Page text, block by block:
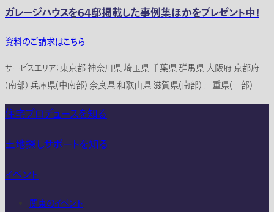
ガレージハウスを64邸掲載した事例集ほかをプレゼント中！
資料のご請求はこちら
サービスエリア：東京都 神奈川県 埼玉県 千葉県 群馬県 大阪府 京都府
(南部) 兵庫県(中南部) 奈良県 和歌山県 滋賀県(南部) 三重県(一部)
住宅プロデュースを知る
土地探しサポートを知る
イベント
関東のイベント